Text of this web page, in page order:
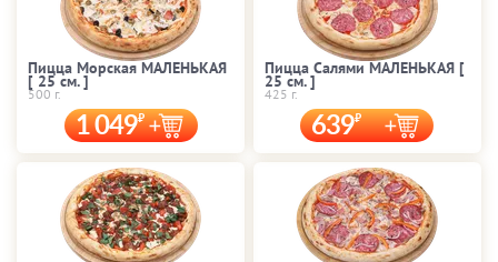
Пицца Морская МАЛЕНЬКАЯ
[ 25 cм. ]
500 г.
1 049
Пицца Салями МАЛЕНЬКАЯ [
25 cм. ]
425 г.
639